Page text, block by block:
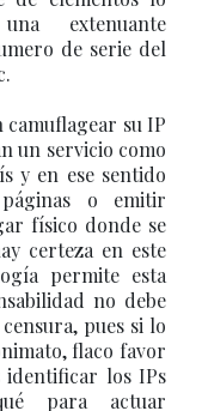
extenuante
de serie del
su IP
un servicio como
y en ese sentido
o emitir
físico donde se
certeza en este
permite esta
no debe
pues si lo
flaco favor
identificar los IPs
para actuar